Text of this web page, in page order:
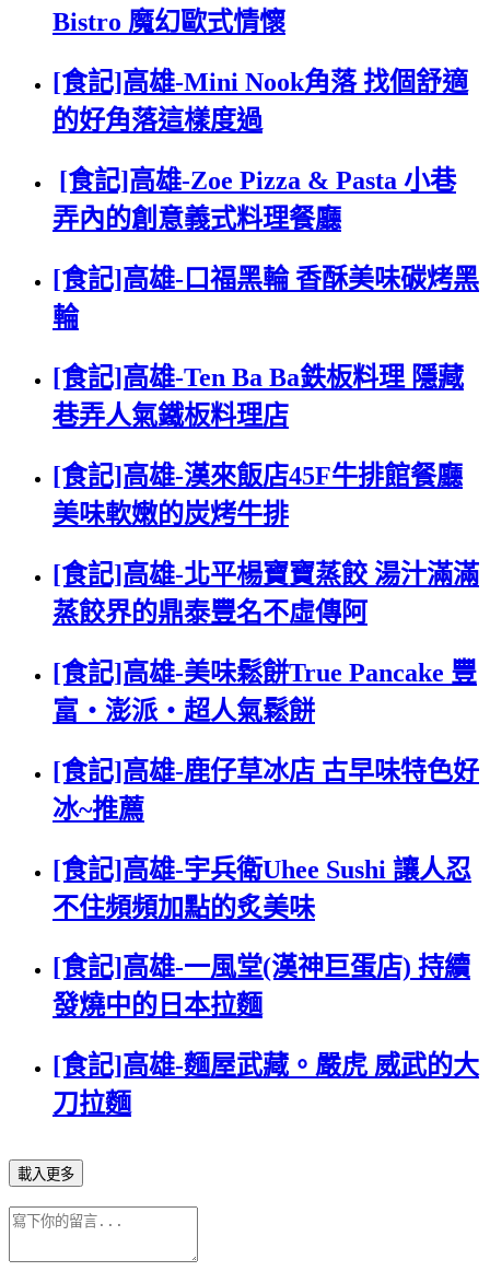
Bistro 魔幻歐式情懷
[食記]高雄-Mini Nook角落 找個舒適
的好角落這樣度過
[食記]高雄-Zoe Pizza & Pasta 小巷
弄內的創意義式料理餐廳
[食記]高雄-口福黑輪 香酥美味碳烤黑
輪
[食記]高雄-Ten Ba Ba鉄板料理 隱藏
巷弄人氣鐵板料理店
[食記]高雄-漢來飯店45F牛排館餐廳
美味軟嫩的炭烤牛排
[食記]高雄-北平楊寶寶蒸餃 湯汁滿滿
蒸餃界的鼎泰豐名不虛傳阿
[食記]高雄-美味鬆餅True Pancake 豐
富‧澎派‧超人氣鬆餅
[食記]高雄-鹿仔草冰店 古早味特色好
冰~推薦
[食記]高雄-宇兵衛Uhee Sushi 讓人忍
不住頻頻加點的炙美味
[食記]高雄-一風堂(漢神巨蛋店) 持續
發燒中的日本拉麵
[食記]高雄-麵屋武藏。嚴虎 威武的大
刀拉麵
載入更多